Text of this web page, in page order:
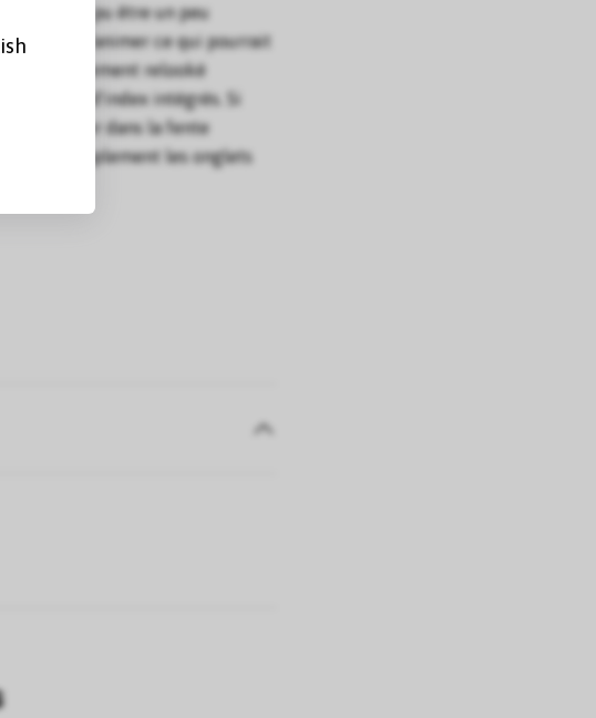
qui aurait pu être un peu
! Parlez d’animer ce qui pourrait
pas seulement relooké
onglets d'index intégrés. Si
glisser dans la fente
simplement les onglets